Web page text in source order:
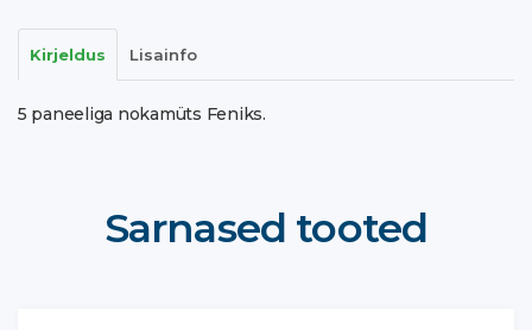
Kirjeldus Lisainfo
5 paneeliga nokamüts Feniks.
Sarnased tooted